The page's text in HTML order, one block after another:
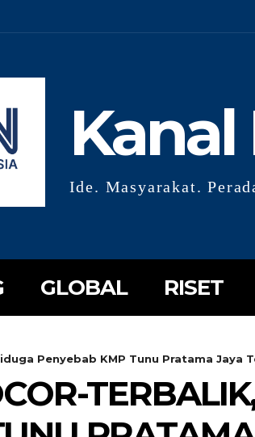
Kanal
Ide. Masyarakat.
GLOBAL RISET
Penyebab KMP Tunu Pratama Jaya